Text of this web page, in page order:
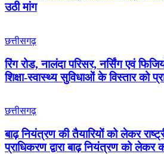
उठी मांग
छत्तीसगढ़
रिंग रोड, नालंदा परिसर, नर्सिंग एवं
शिक्षा-स्वास्थ्य सुविधाओं के विस्तार को
छत्तीसगढ़
बाढ़ नियंत्रण की तैयारियों को लेकर
प्राधिकरण द्वारा बाढ़ नियंत्रण को लेकर